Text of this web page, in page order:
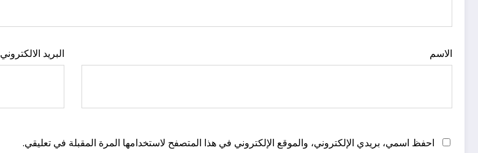
الاسم البريد الالكتروني
احفظ اسمي، بريدي الإلكتروني، والموقع الإلكتروني في هذا المتصفح لاستخدامها المرة المقبلة في تعليقي.